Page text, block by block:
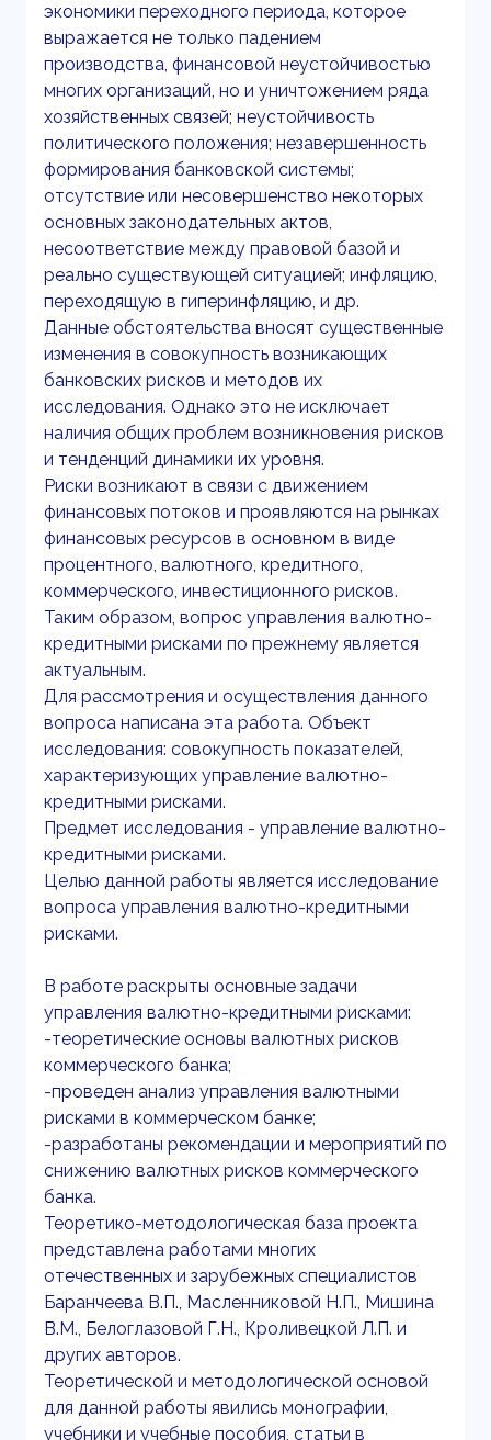
экономики переходного периода, которое
выражается не только падением
производства, финансовой неустойчивостью
многих организаций, но и уничтожением ряда
хозяйственных связей; неустойчивость
политического положения; незавершенность
формирования банковской системы;
отсутствие или несовершенство некоторых
основных законодательных актов,
несоответствие между правовой базой и
реально существующей ситуацией; инфляцию,
переходящую в гиперинфляцию, и др.
Данные обстоятельства вносят существенные
изменения в совокупность возникающих
банковских рисков и методов их
исследования. Однако это не исключает
наличия общих проблем возникновения рисков
и тенденций динамики их уровня.
Риски возникают в связи с движением
финансовых потоков и проявляются на рынках
финансовых ресурсов в основном в виде
процентного, валютного, кредитного,
коммерческого, инвестиционного рисков.
Таким образом, вопрос управления валютно-
кредитными рисками по прежнему является
актуальным.
Для рассмотрения и осуществления данного
вопроса написана эта работа. Объект
исследования: совокупность показателей,
характеризующих управление валютно-
кредитными рисками.
Предмет исследования - управление валютно-
кредитными рисками.
Целью данной работы является исследование
вопроса управления валютно-кредитными
рисками.
В работе раскрыты основные задачи
управления валютно-кредитными рисками:
-теоретические основы валютных рисков
коммерческого банка;
-проведен анализ управления валютными
рисками в коммерческом банке;
-разработаны рекомендации и мероприятий по
снижению валютных рисков коммерческого
банка.
Теоретико-методологическая база проекта
представлена работами многих
отечественных и зарубежных специалистов
Баранчеева В.П., Масленниковой Н.П., Мишина
В.М., Белоглазовой Г.Н., Кроливецкой Л.П. и
других авторов.
Теоретической и методологической основой
для данной работы явились монографии,
учебники и учебные пособия, статьи в